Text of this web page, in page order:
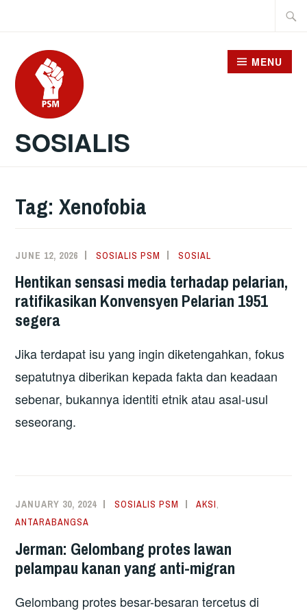
content
SOSIALIS
MENU
Tag:Xenofobia
JUNE 12, 2026 SOSIALIS PSM SOSIAL
Hentikan sensasi media terhadap pelarian,
ratifikasikan Konvensyen Pelarian 1951
segera
Jika terdapat isu yang ingin diketengahkan, fokus
sepatutnya diberikan kepada fakta dan keadaan
sebenar, bukannya identiti etnik atau asal-usul
seseorang.
JANUARY 30, 2024 SOSIALIS PSM AKSI,
ANTARABANGSA
Jerman: Gelombang protes lawan
pelampau kanan yang anti-migran
Gelombang protes besar-besaran tercetus di